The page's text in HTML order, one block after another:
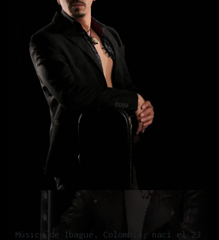
Músico de Ibagué, Colombia; nací el 23